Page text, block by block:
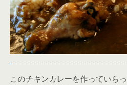
このチキンカレーを作っていら